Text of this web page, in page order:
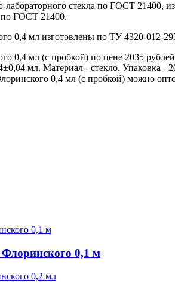
стекла по ГОСТ 21400,
по ГОСТ 21400.
0,4 мл изготовлены по ТУ 4320-012-
0,4 мл (с пробкой) по цене 2035
мл. Материал - стекло. Упаковка -
0,4 мл (с пробкой) можно
0,1 м